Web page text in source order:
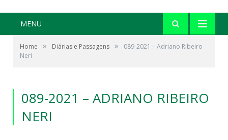
MENU
Home » Diárias e Passagens »
089-2021 – Adriano Ribeiro
Neri
089-2021 – ADRIANO RIBEIRO
NERI